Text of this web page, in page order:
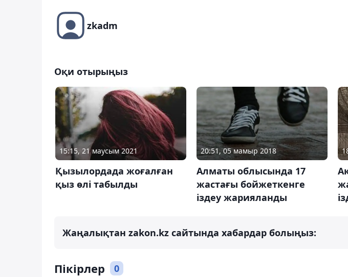
zkadm
Оқи отырыңыз
15:15, 21 маусым 2021
Қызылордада жоғалған
қыз өлі табылды
20:51, 05 мамыр 2018
Алматы облысында 17
жастағы бойжеткенге
іздеу жарияланды
Жаңалықтан zakon.kz сайтында хабардар болыңыз:
Пікірлер 0